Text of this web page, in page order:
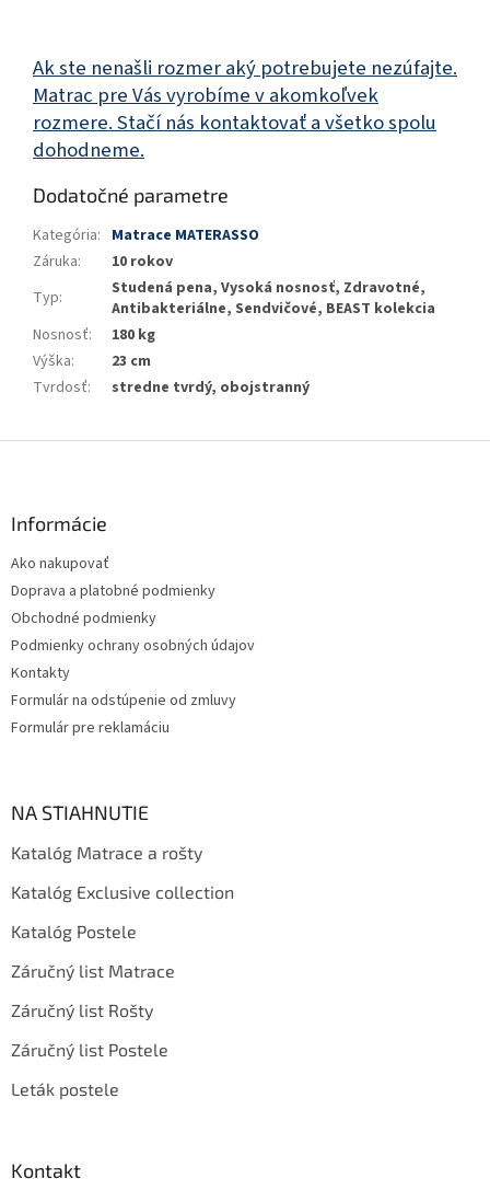
Ak ste nenašli rozmer aký potrebujete nezúfajte.
Matrac pre Vás vyrobíme v akomkoľvek
rozmere. Stačí nás kontaktovať a všetko spolu
dohodneme.
Dodatočné parametre
Kategória: Matrace MATERASSO
Záruka:
10 rokov
Typ:
Studená pena, Vysoká nosnosť, Zdravotné,
Antibakteriálne, Sendvičové, BEAST kolekcia
Nosnosť:
180 kg
Výška:
23 cm
Tvrdosť: stredne tvrdý, obojstranný
Informácie
Ako nakupovať
Doprava a platobné podmienky
Obchodné podmienky
Podmienky ochrany osobných údajov
Kontakty
Formulár na odstúpenie od zmluvy
Formulár pre reklamáciu
NA STIAHNUTIE
Katalóg Matrace a rošty
Katalóg Exclusive collection
Katalóg Postele
Záručný list Matrace
Záručný list Rošty
Záručný list Postele
Leták postele
Kontakt